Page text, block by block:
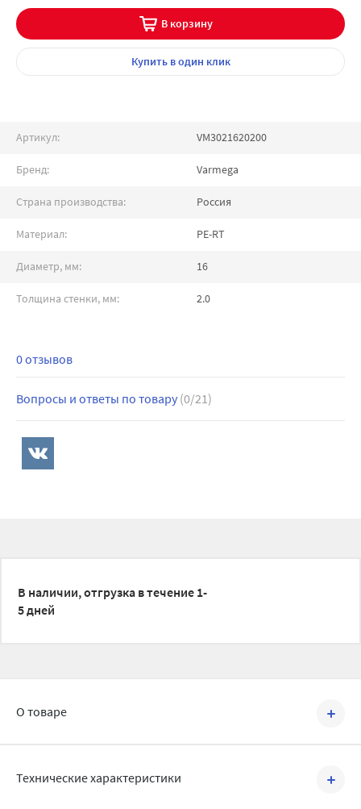
В корзину
Купитьв один клик
Артикул: VM3021620200
Бренд: Varmega
Страна производства: Россия
Материал: PE-RT
Диаметр, мм: 16
Толщина стенки, мм: 2.0
0 отзывов
Вопросы и ответы по товару (0/21)
В наличии, отгрузка в течение 1-
5 дней
О товаре
Технические характеристики